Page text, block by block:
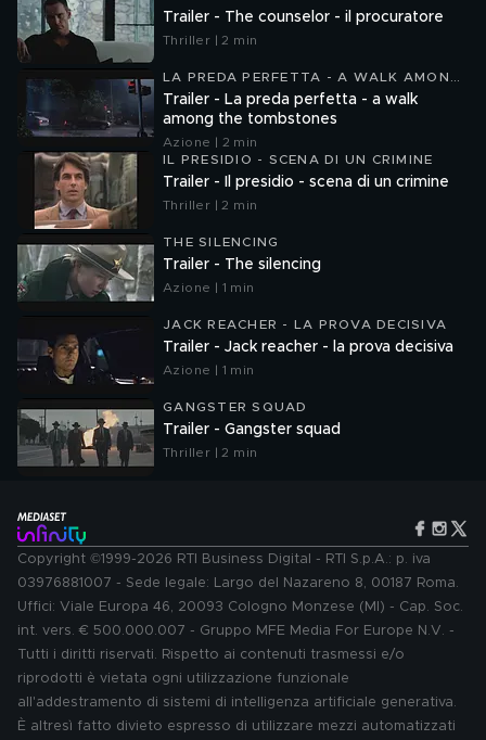
Trailer - The counselor - il procuratore
Thriller | 2 min
LA PREDA PERFETTA - A WALK AMONG
THE TOMBSTONES
Trailer - La preda perfetta - a walk
among the tombstones
Azione | 2 min
IL PRESIDIO - SCENA DI UN CRIMINE
Trailer - Il presidio - scena di un crimine
Thriller | 2 min
THE SILENCING
Trailer - The silencing
Azione | 1 min
JACK REACHER - LA PROVA DECISIVA
Trailer - Jack reacher - la prova decisiva
Azione | 1 min
GANGSTER SQUAD
Trailer - Gangster squad
Thriller | 2 min
Copyright ©1999-2026 RTI Business Digital - RTI S.p.A.: p. iva
03976881007 - Sede legale: Largo del Nazareno 8, 00187 Roma.
Uffici: Viale Europa 46, 20093 Cologno Monzese (MI) - Cap. Soc.
int. vers. € 500.000.007 - Gruppo MFE Media For Europe N.V. -
Tutti i diritti riservati. Rispetto ai contenuti trasmessi e/o
riprodotti è vietata ogni utilizzazione funzionale
all'addestramento di sistemi di intelligenza artificiale generativa.
È altresì fatto divieto espresso di utilizzare mezzi automatizzati